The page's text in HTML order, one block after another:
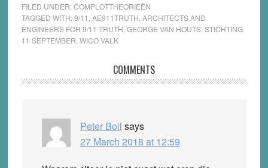
FILED UNDER:COMPLOTTHEORIEËN
TAGGED WITH:9/11 AE911TRUTH ARCHITECTS AND
ENGINEERS FOR 9/11 TRUTH GEORGE VAN HOUTS, STICHTING
11 SEPTEMBER WICO VALK
Interactions
COMMENTS
Peter Boll says
27 March 2018 at 12:59